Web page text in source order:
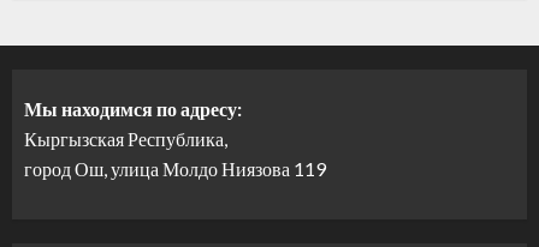
Мы находимся по адресу:
Кыргызская Республика,
город Ош, улица Молдо Ниязова 119